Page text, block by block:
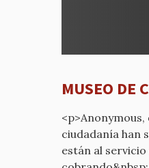
MUSEO DE
ciudadanía han
están al